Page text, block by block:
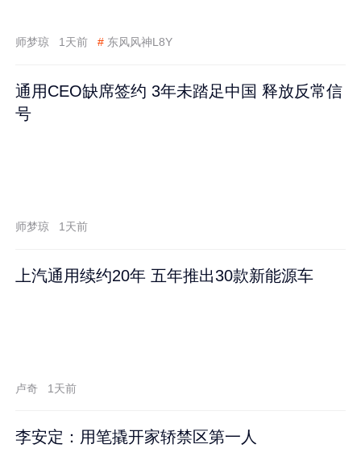
师梦琼 1天前 # 东风风神L8Y
通用CEO缺席签约 3年未踏足中国 释放反常信
号
师梦琼 1天前
上汽通用续约20年 五年推出30款新能源车
卢奇 1天前
李安定：用笔撬开家轿禁区第一人